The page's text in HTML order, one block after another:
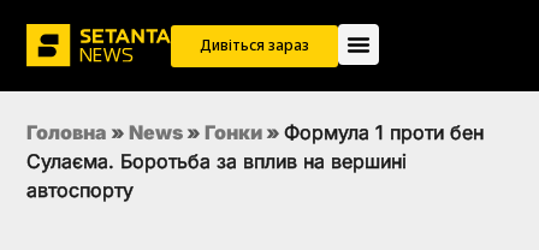
Дивіться зараз
Головна » News » Гонки » Формула 1 проти бен
Сулаєма. Боротьба за вплив на вершині
автоспорту